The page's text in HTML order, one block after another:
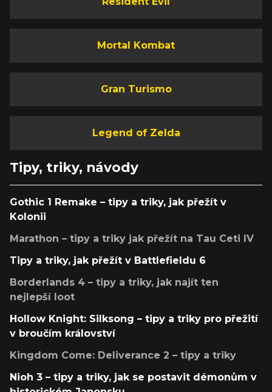
Mortal Kombat
Gran Turismo
Legend of Zelda
Tipy, triky, návody
Gothic 1 Remake – tipy a triky, jak přežít v
Kolonii
Marathon – tipy a triky jak přežít na Tau Ceti IV
Tipy a triky, jak přežít v Battlefieldu 6
Borderlands 4 – tipy a triky, jak najít ten
nejlepší loot
Hollow Knight: Silksong – tipy a triky pro přežití
v broučím království
Kingdom Come: Deliverance 2 – tipy a triky
Nioh 3 – tipy a triky, jak se postavit démonům v